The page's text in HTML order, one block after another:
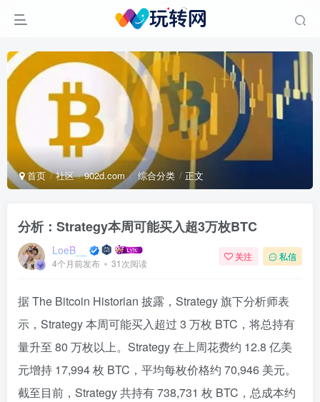
首页 社区 902d.com 综合分类 正文
分析：Strategy本周可能买入超3万枚BTC
LoeB__
4个月前发布 31次阅读
关注 私信
据 The Bitcoin Historian 披露，Strategy 旗下分析师表
示，Strategy 本周可能买入超过 3 万枚 BTC，将总持有
量升至 80 万枚以上。Strategy 在上周花费约 12.8 亿美
元增持 17,994 枚 BTC，平均每枚价格约 70,946 美元。
截至目前，Strategy 共持有 738,731 枚 BTC，总成本约